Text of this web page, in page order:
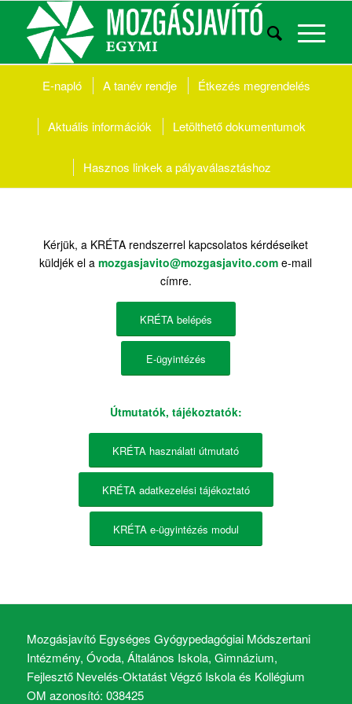
E-napló A tanév rendje Étkezés megrendelés
Aktuális információk Letölthetődokumentumok
Hasznos linkek a pályaválasztáshoz
Kérjük, a KRÉTA rendszerrel kapcsolatos kérdéseiket
küldjék el amozgasjavito@mozgasjavito.com e-mail
címre.
KRÉTA belépés
E-ügyintézés
Útmutatók, tájékoztatók:
KRÉTA használati útmutató
KRÉTA adatkezelési tájékoztató
KRÉTA e-ügyintézés modul
Mozgásjavító Egységes Gyógypedagógiai Módszertani
Intézmény, Óvoda, Általános Iskola, Gimnázium,
Fejlesztő Nevelés-Oktatást Végző Iskola és Kollégium
OM azonosító: 038425